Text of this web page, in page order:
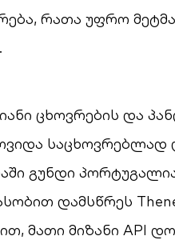
რათა უფრო
ცხოვრების და
საცხოვრებლად
გუნდი
დამსწრეს
მათი მიზანი API